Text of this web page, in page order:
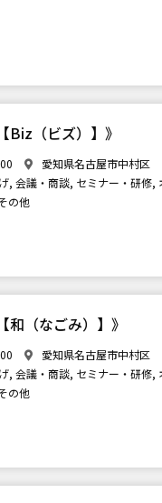
Biz（ビズ）】》
愛知県名古屋市中村区
, 会議・商談, セミナー・研修,
の他
和（なごみ）】》
愛知県名古屋市中村区
, 会議・商談, セミナー・研修,
の他